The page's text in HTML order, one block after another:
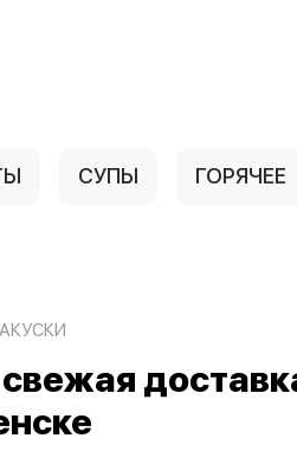
СУПЫ ГОРЯЧЕЕ